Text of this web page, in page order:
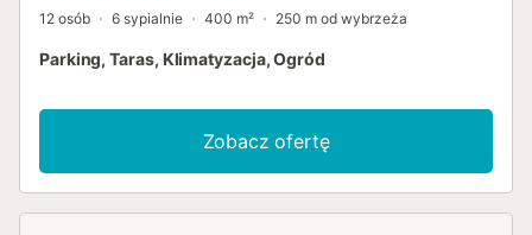
12 osób 6 sypialnie 400 m² 250 m od wybrzeża
Parking, Taras, Klimatyzacja, Ogród
Zobacz ofertę